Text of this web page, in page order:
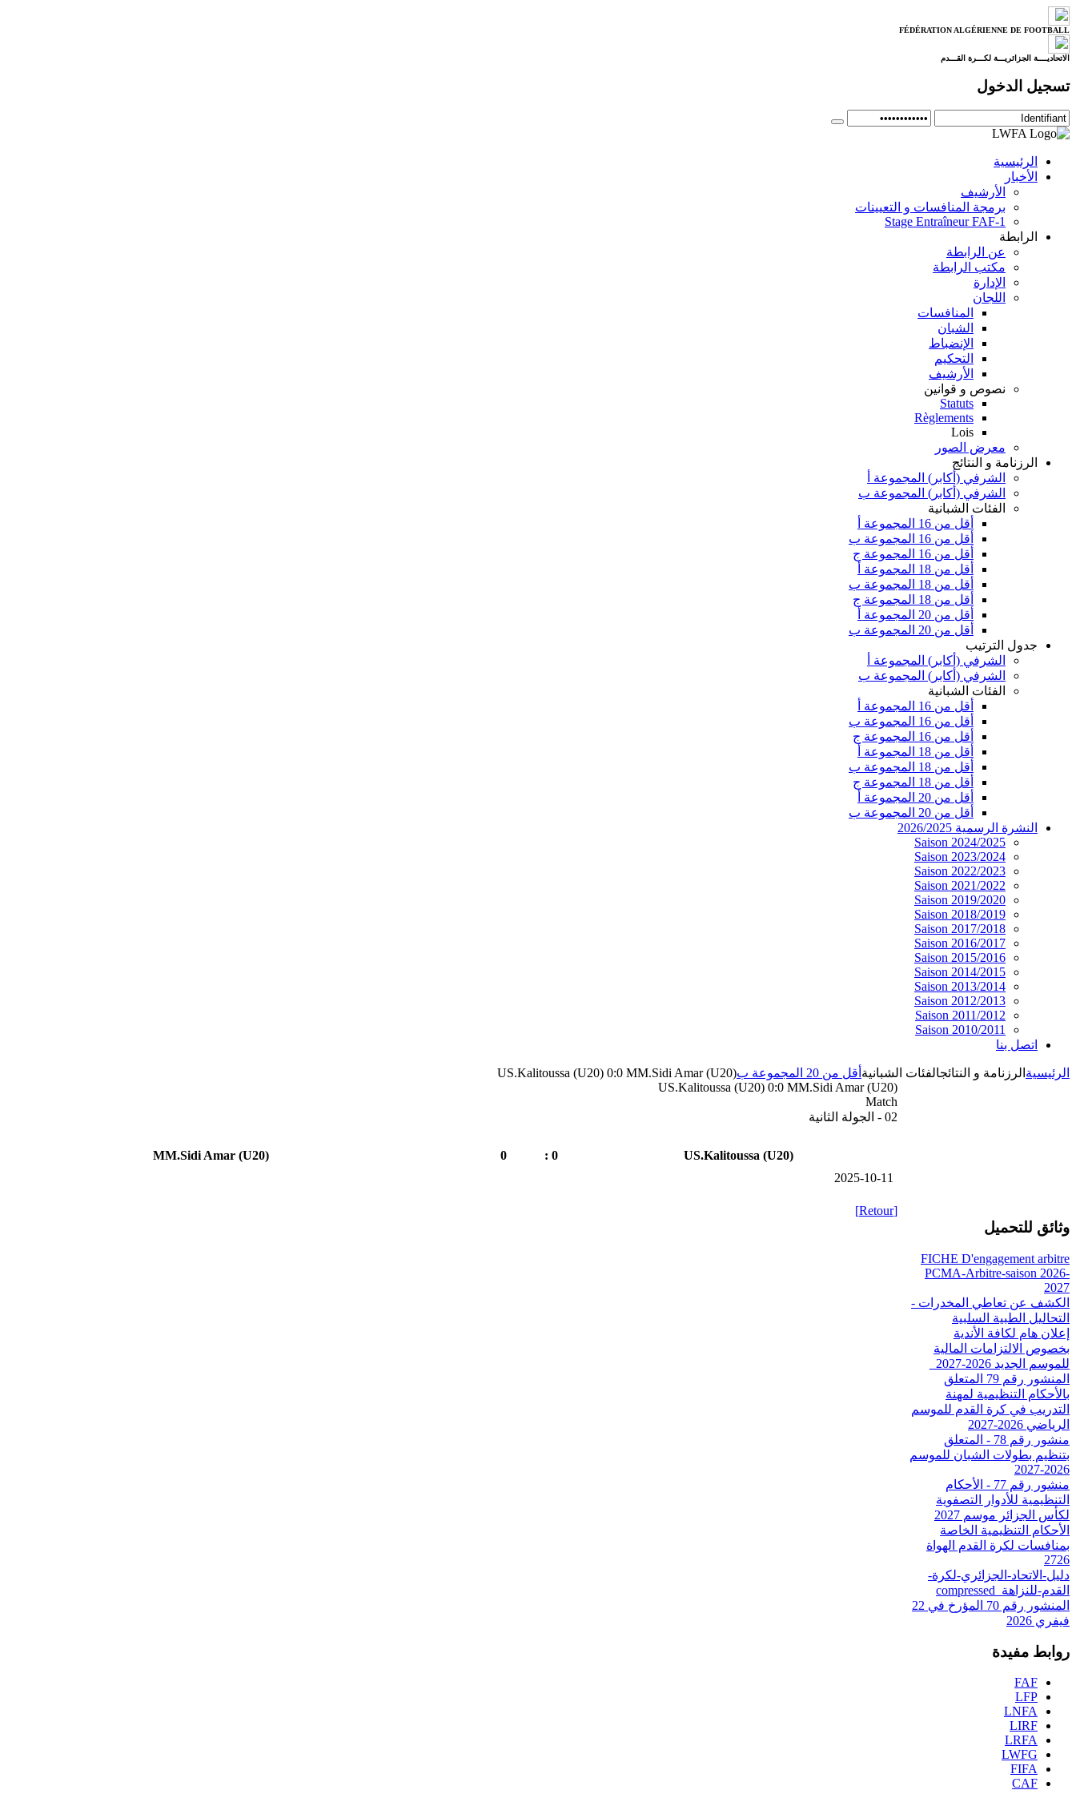
FÉDÉRATION ALGÉRIENNE DE FOOTBALL
الاتحاديــــة الجزائريـــة لكـــرة القـــدم
تسجيل الدخول
الرئيسية
الأخبار
الأرشيف
برمجة المنافسات و التعيينات
Stage Entraîneur FAF-1
الرابطة
عن الرابطة
مكتب الرابطة
الإدارة
اللجان
المنافسات
الشبان
الإنضباط
التحكيم
الأرشيف
نصوص و قوانين
Statuts
Règlements
Lois
معرض الصور
الرزنامة و النتائج
الشرفي (أكابر) المجموعة أ
الشرفي (أكابر) المجموعة ب
الفئات الشبانية
أقل من 16 المجموعة أ
أقل من 16 المجموعة ب
أقل من 16 المجموعة ج
أقل من 18 المجموعة أ
أقل من 18 المجموعة ب
أقل من 18 المجموعة ج
أقل من 20 المجموعة أ
أقل من 20 المجموعة ب
جدول الترتيب
الشرفي (أكابر) المجموعة أ
الشرفي (أكابر) المجموعة ب
الفئات الشبانية
أقل من 16 المجموعة أ
أقل من 16 المجموعة ب
أقل من 16 المجموعة ج
أقل من 18 المجموعة أ
أقل من 18 المجموعة ب
أقل من 18 المجموعة ج
أقل من 20 المجموعة أ
أقل من 20 المجموعة ب
النشرة الرسمية 2026/2025
Saison 2024/2025
Saison 2023/2024
Saison 2022/2023
Saison 2021/2022
Saison 2019/2020
Saison 2018/2019
Saison 2017/2018
Saison 2016/2017
Saison 2015/2016
Saison 2014/2015
Saison 2013/2014
Saison 2012/2013
Saison 2011/2012
Saison 2010/2011
اتصل بنا
الرئيسية الرزنامة و النتائجالفئات الشبانية أقل من 20 المجموعة ب
US.Kalitoussa (U20) 0:0 MM.Sidi Amar (U20)
US.Kalitoussa (U20) 0:0 MM.Sidi Amar (U20)
Match
02 - الجولة الثانية
US.Kalitoussa (U20)
0 :
0
MM.Sidi Amar (U20)
2025-10-11
[Retour]
وثائق للتحميل
FICHE D'engagement arbitre
PCMA-Arbitre-saison 2026-
2027
الكشف عن تعاطي المخدرات -
التحاليل الطبية السلبية
إعلان هام لكافة الأندية
بخصوص الالتزامات المالية
للموسم الجديد 2026-2027_
المنشور رقم 79 المتعلق
بالأحكام التنظيمية لمهنة
التدريب في كرة القدم للموسم
الرياضي 2026-2027
منشور رقم 78 - المتعلق
بتنظيم بطولات الشبان للموسم
2026-2027
منشور رقم 77 - الأحكام
التنظيمية للأدوار التصفوية
لكأس الجزائر موسم 2027
الأحكام التنظيمية الخاصة
بمنافسات لكرة القدم الهواة
2726
دليل-الاتحاد-الجزائري-لكرة-
القدم-للنزاهة_compressed
المنشور رقم 70 المؤرخ في 22
فيفري 2026
روابط مفيدة
FAF
LFP
LNFA
LIRF
LRFA
LWFG
FIFA
CAF